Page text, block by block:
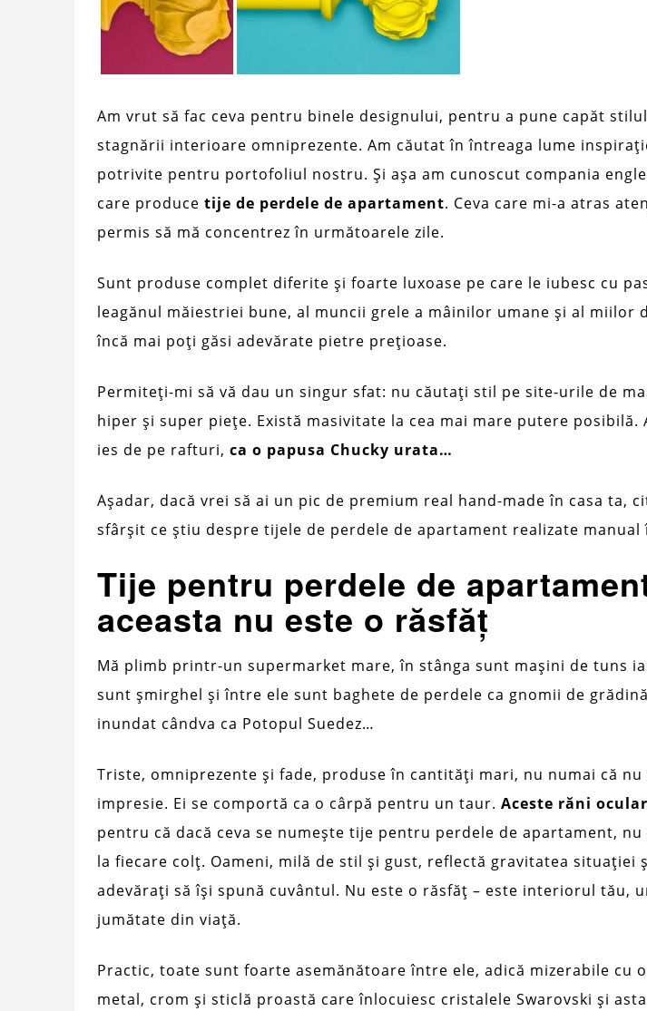
Am vrut să fac ceva pentru binele designului, pentru a pune capăt
stagnării interioare omniprezente. Am căutat în întreaga lume
potrivite pentru portofoliul nostru. Și așa am cunoscut compania
care produce tije de perdele de apartament. Ceva care mi-a atras
permis să mă concentrez în următoarele zile.
Sunt produse complet diferite și foarte luxoase pe care le iubesc cu
leagănul măiestriei bune, al muncii grele a mâinilor umane și al miilor
încă mai poți găsi adevărate pietre prețioase.
Permiteți-mi să vă dau un singur sfat: nu căutați stil pe site-urile de
hiper și super piețe. Există masivitate la cea mai mare putere posibilă.
ies de pe rafturi, ca o papusa Chucky urata…
Așadar, dacă vrei să ai un pic de premium real hand-made în casa ta,
sfârșit ce știu despre tijele de perdele de apartament realizate manual
Tije pentru perdele de
aceasta nu este o răsfăț
Mă plimb printr-un supermarket mare, în stânga sunt mașini de tuns
sunt șmirghel și între ele sunt baghete de perdele ca gnomii de
inundat cândva ca Potopul Suedez…
Triste, omniprezente și fade, produse în cantități mari, nu numai că nu
impresie. Ei se comportă ca o cârpă pentru un taur. Aceste răni
pentru că dacă ceva se numește tije pentru perdele de apartament, nu
la fiecare colț. Oameni, milă de stil și gust, reflectă gravitatea situației
adevărați să își spună cuvântul. Nu este o răsfăț – este interiorul tău,
jumătate din viață.
Practic, toate sunt foarte asemănătoare între ele, adică mizerabile cu
metal, crom și sticlă proastă care înlocuiesc cristalele Swarovski și